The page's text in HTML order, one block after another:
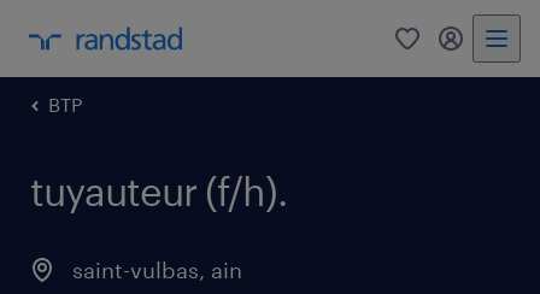
0 mon
BTP
tuyauteur (f/h).
saint-vulbas, ain